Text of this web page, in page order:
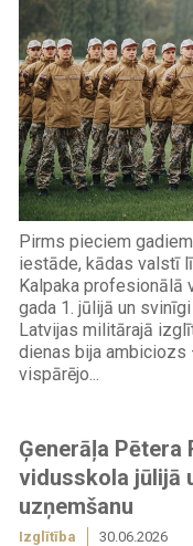
Pirms pieciem
iestāde, kādas valstī
Kalpaka profesionālā
gada 1. jūlijā un
Latvijas militārajā
dienas bija ambiciozs
vispārējo...
Ģenerāļa Pētera
vidusskola jūlijā
uzņemšanu
Izglītība 30.06.2026